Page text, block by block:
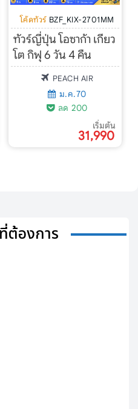
โค้ดทัวร์ BZF_KIX-2701MM
ทัวร์ญี่ปุ่น โอซาก้า เกียว
โต กิฟุ 6 วัน 4 คืน
PEACH AIR
ม.ค.70
ลด 200
เริ่มต้น
31,990
ต้องการ